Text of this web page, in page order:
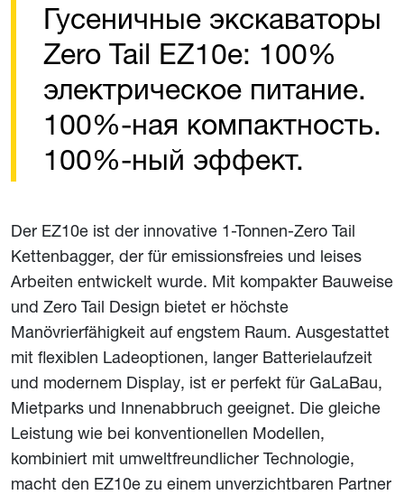
Гусеничные экскаваторы
Zero Tail EZ10e: 100%
электрическое питание.
100%-ная компактность.
100%-ный эффект.
Der EZ10e ist der innovative 1-Tonnen-Zero Tail
Kettenbagger, der für emissionsfreies und leises
Arbeiten entwickelt wurde. Mit kompakter Bauweise
und Zero Tail Design bietet er höchste
Manövrierfähigkeit auf engstem Raum. Ausgestattet
mit flexiblen Ladeoptionen, langer Batterielaufzeit
und modernem Display, ist er perfekt für GaLaBau,
Mietparks und Innenabbruch geeignet. Die gleiche
Leistung wie bei konventionellen Modellen,
kombiniert mit umweltfreundlicher Technologie,
macht den EZ10e zu einem unverzichtbaren Partner